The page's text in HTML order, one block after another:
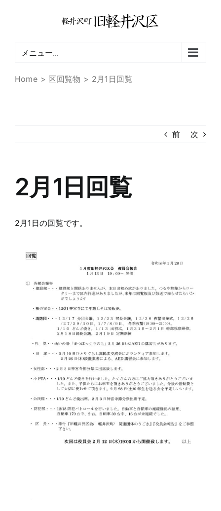
メニュー...
Home 区回覧物 2月1日回覧
前 次
2月1日回覧
2月1日の回覧です。